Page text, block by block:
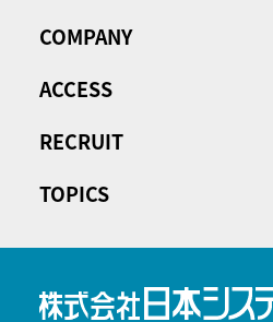
COMPANY
ACCESS
RECRUIT
TOPICS